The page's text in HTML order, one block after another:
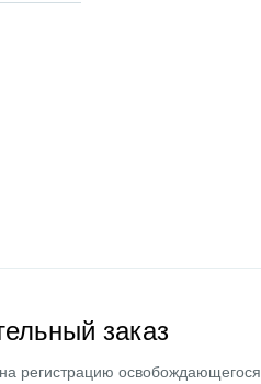
заказ
регистрацию освобождающегося